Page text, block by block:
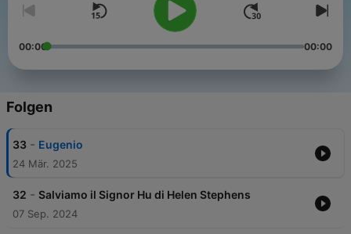
00:00 00:00
Folgen
33 - Eugenio
24 Mär. 2025
32 - Salviamo il Signor Hu di Helen Stephens
07 Sep. 2024